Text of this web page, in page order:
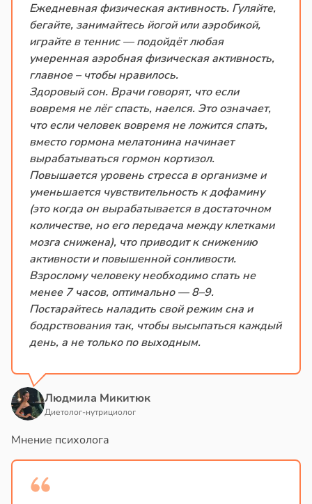
Ежедневная физическая активность. Гуляйте,
бегайте, занимайтесь йогой или аэробикой,
играйте в теннис — подойдёт любая
умеренная аэробная физическая активность,
главное – чтобы нравилось.
Здоровый сон. Врачи говорят, что если
вовремя не лёг спасть, наелся. Это означает,
что если человек вовремя не ложится спать,
вместо гормона мелатонина начинает
вырабатываться гормон кортизол.
Повышается уровень стресса в организме и
уменьшается чувствительность к дофамину
(это когда он вырабатывается в достаточном
количестве, но его передача между клетками
мозга снижена), что приводит к снижению
активности и повышенной сонливости.
Взрослому человеку необходимо спать не
менее 7 часов, оптимально — 8–9.
Постарайтесь наладить свой режим сна и
бодрствования так, чтобы высыпаться каждый
день, а не только по выходным.
Людмила Микитюк
Диетолог-нутрициолог
Мнение психолога